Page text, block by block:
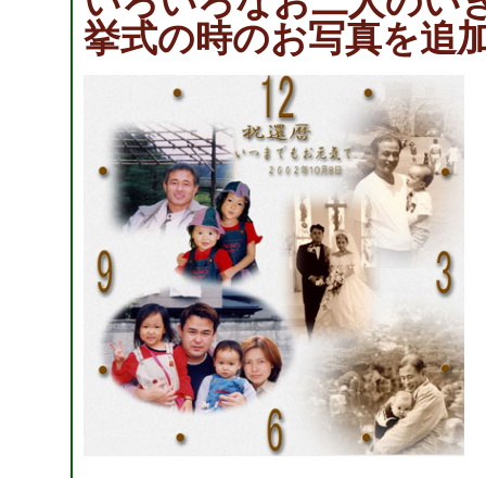
挙式の時のお写真を追